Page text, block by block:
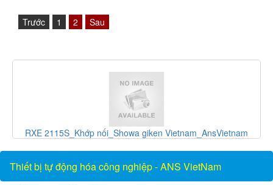
Trước 1 2 Sau
F-1100-10-E5-1221_Thiết bị đo lưu lượng_ONICON
Thiết bị tự động hóa công nghiệp - ANS VietNam